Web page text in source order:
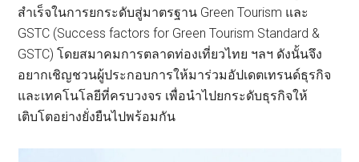
สำเร็จในการยกระดับสู่มาตรฐาน Green Tourism และ
GSTC (Success factors for Green Tourism Standard &
GSTC) โดยสมาคมการตลาดท่องเที่ยวไทย ฯลฯ ดังนั้นจึง
อยากเชิญชวนผู้ประกอบการให้มาร่วมอัปเดตเทรนด์ธุรกิจ
และเทคโนโลยีที่ครบวงจร เพื่อนำไปยกระดับธุรกิจให้
เติบโตอย่างยั่งยืนไปพร้อมกัน